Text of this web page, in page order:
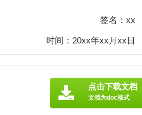
签名：xx
时间：20xx年xx月xx日
点击下载文档
文档为doc格式